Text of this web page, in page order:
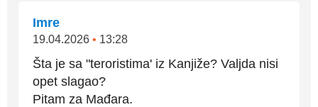
Imre
19.04.2026 • 13:28
Šta je sa "teroristima' iz Kanjiže? Valjda nisi
opet slagao?
Pitam za Mađara.